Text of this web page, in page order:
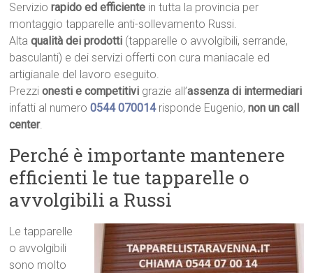
Serviziorapido ed efficiente in tutta la provincia per
montaggio tapparelle anti-sollevamento Russi.
Altaqualità dei prodotti (tapparelle o avvolgibili, serrande,
basculanti) e dei servizi offerti con cura maniacale ed
artigianale del lavoro eseguito.
Prezzionesti e competitivi grazie all’assenza di intermediari
infatti al numero0544 070014 risponde Eugenio,non un call
center.
Perché è importante mantenere
efficienti le tue tapparelle o
avvolgibili a Russi
Le tapparelle
o avvolgibili
sono molto